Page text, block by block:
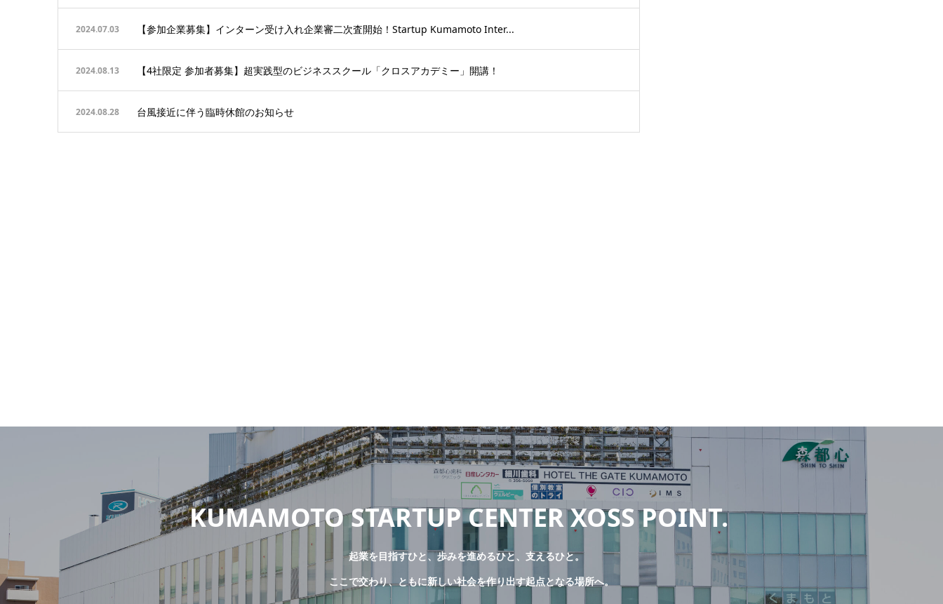
2024.07.03 【参加企業募集】インターン受け入れ企業審二次査開始！Startup Kumamoto Inter...
2024.08.13 【4社限定 参加者募集】超実践型のビジネススクール「クロスアカデミー」開講！
2024.08.28 台風接近に伴う臨時休館のお知らせ
KUMAMOTO STARTUP CENTER XOSS POINT.
起業を目指すひと、歩みを進めるひと、支えるひと。
ここで交わり、ともに新しい社会を作り出す起点となる場所へ。